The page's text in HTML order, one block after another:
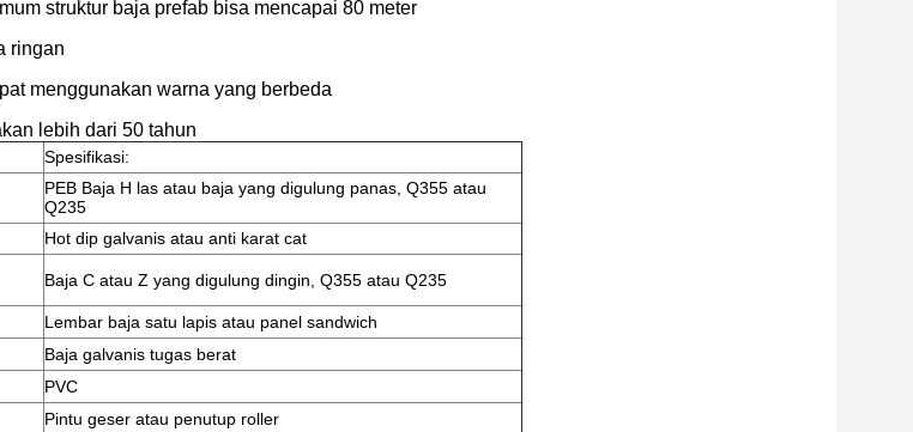
struktur baja prefab bisa mencapai 80 meter
ringan
menggunakan warna yang berbeda
lebih dari 50 tahun
Spesifikasi:
PEB Baja H las atau baja yang digulung panas, Q355 atau
Q235
Hot dip galvanis atau anti karat cat
Baja C atau Z yang digulung dingin, Q355 atau Q235
Lembar baja satu lapis atau panel sandwich
Baja galvanis tugas berat
PVC
Pintu geser atau penutup roller